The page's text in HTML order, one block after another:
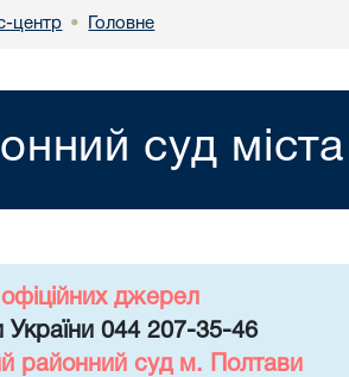
центр • Головне
суд
джерел
України 044 207-35-46
районний суд м. Полтави